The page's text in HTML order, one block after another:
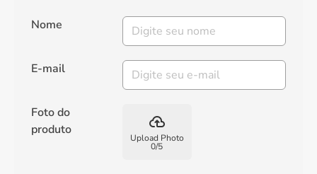
Nome
E-mail
Foto do
produto
backup
Upload Photo
0/5